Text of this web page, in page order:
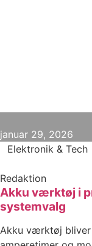
januar 29, 2026
Elektronik & Tech
Redaktion
Akku værktøj i
systemvalg
Akku værktøj